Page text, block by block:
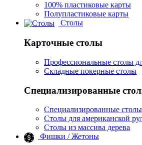
100% пластиковые карты
Полупластиковые карты
Столы
Карточные столы
Профессиональные столы
Складные покерные столы
Специализированные
Специализированные столы
Столы для американской
Столы из массива дерева
Фишки / Жетоны